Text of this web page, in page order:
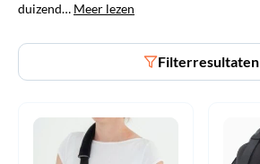
duizend… Meer lezen
Filterresultaten